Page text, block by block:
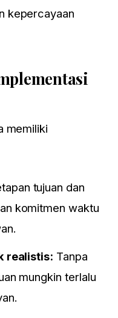
kepercayaan
memiliki
tujuan dan
komitmen waktu
realistis: Tanpa
mungkin terlalu